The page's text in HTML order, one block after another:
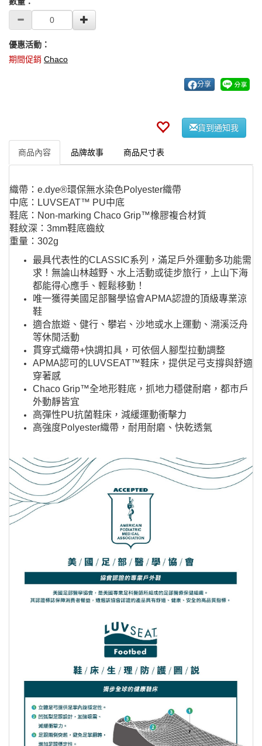
優惠活動：
期間促銷 Chaco
分享
貨到通知我
商品內容 品牌故事 商品尺寸表
織帶：e.dye®環保無水染色Polyester織帶
中底：LUVSEAT™ PU中底
鞋底：Non-marking Chaco Grip™橡膠複合材質
鞋紋深：3mm鞋底齒紋
重量：302g
最具代表性的CLASSIC系列，滿足戶外運動多功能需
求！無論山林越野、水上活動或徒步旅行，上山下海
都能得心應手、輕鬆移動！
唯一獲得美國足部醫學協會APMA認證的頂級專業涼
鞋
適合旅遊、健行、攀岩、沙地或水上運動、溯溪泛舟
等休閒活動
貫穿式織帶+快調扣具，可依個人腳型拉動調整
APMA認可的LUVSEAT™鞋床，提供足弓支撐與舒適
穿著感
Chaco Grip™全地形鞋底，抓地力穩健耐磨，都市戶
外動靜皆宜
高彈性PU抗菌鞋床，減緩運動衝擊力
高強度Polyester織帶，耐用耐磨、快乾透氣